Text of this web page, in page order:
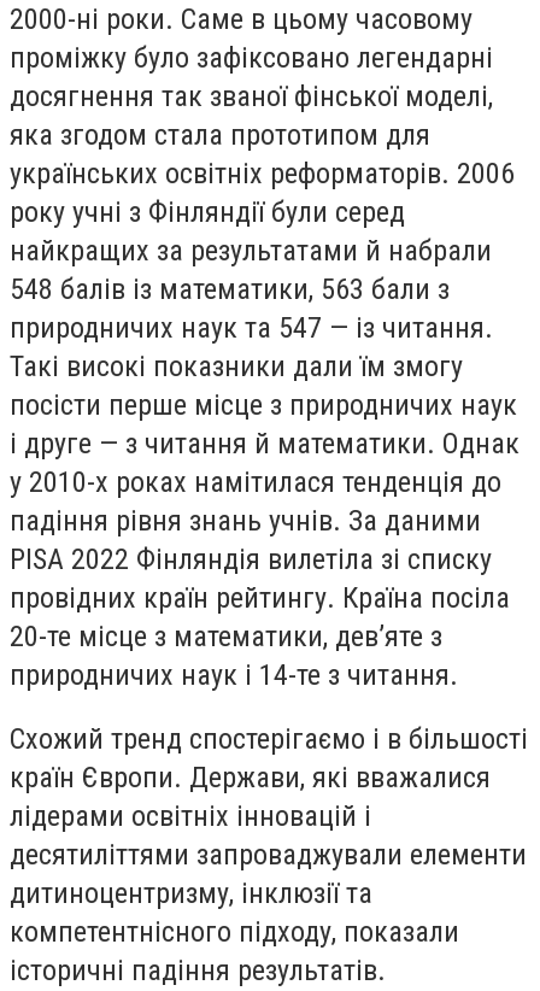
2000-ні роки. Саме в цьому часовому
проміжку було зафіксовано легендарні
досягнення так званої фінської моделі,
яка згодом стала прототипом для
українських освітніх реформаторів. 2006
року учні з Фінляндії були серед
найкращих за результатами й набрали
548 балів із математики, 563 бали з
природничих наук та 547 — із читання.
Такі високі показники дали їм змогу
посісти перше місце з природничих наук
і друге — з читання й математики. Однак
у 2010-х роках намітилася тенденція до
падіння рівня знань учнів. За даними
PISA 2022 Фінляндія вилетіла зі списку
провідних країн рейтингу. Країна посіла
20-те місце з математики, дев’яте з
природничих наук і 14-те з читання.
Схожий тренд спостерігаємо і в більшості
країн Європи. Держави, які вважалися
лідерами освітніх інновацій і
десятиліттями запроваджували елементи
дитиноцентризму, інклюзії та
компетентнісного підходу, показали
історичні падіння результатів.